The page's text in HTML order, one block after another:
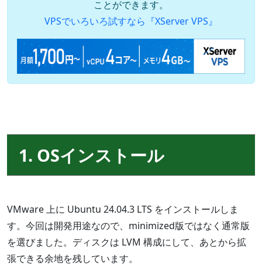
ことができます。
VPSでいろいろ試すなら『XServer VPS』
1. OSインストール
VMware 上に Ubuntu 24.04.3 LTS をインストールしま
す。今回は開発用途なので、minimized版ではなく通常版
を選びました。ディスクは LVM 構成にして、あとから拡
張できる余地を残しています。